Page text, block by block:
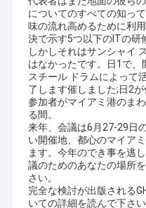
についてのすべての知っ
味の流れ高めるために利
決で示す5つ以下のITの研
しかしそれはサンシャイ
はなかったです。日1で
スチール ドラムによって
了します催しました;日2
参加者がマイアミ港のま
る間。
来年、会議は6月27-29日
い開催地、都心のマイア
ます。今年のでき事を逃
議のためのあなたの場所
さい。
完全な検討が出版される
いての詳細を読んで下さい